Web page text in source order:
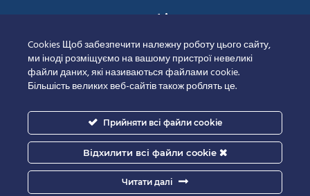
Сертифікати
Cookies Щоб забезпечити належну роботу цього сайту,
ми іноді розміщуємо на вашому пристрої невеликі
файли даних, які називаються файлами cookie.
Більшість великих веб-сайтів також роблять це.
Прийняти всі файли cookie
Відхилити всі файли cookie
Читати далі